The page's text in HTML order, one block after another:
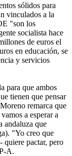
sólidos para
vinculados a la
"son los
socialista hace
de euros el
en educación, se
y servicios
para que ambos
tienen que pensar
remarca que
a esperar a
andaluza que
"Yo creo que
quiere pactar, pero
A.